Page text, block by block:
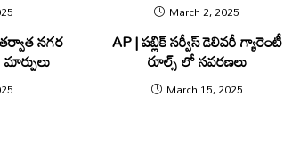
March 2, 2025
నగర AP | పబ్లిక్ సర్వీస్ డెలివరీ గ్యారెంటీ
రూల్స్ లో సవరణలు
March 15, 2025